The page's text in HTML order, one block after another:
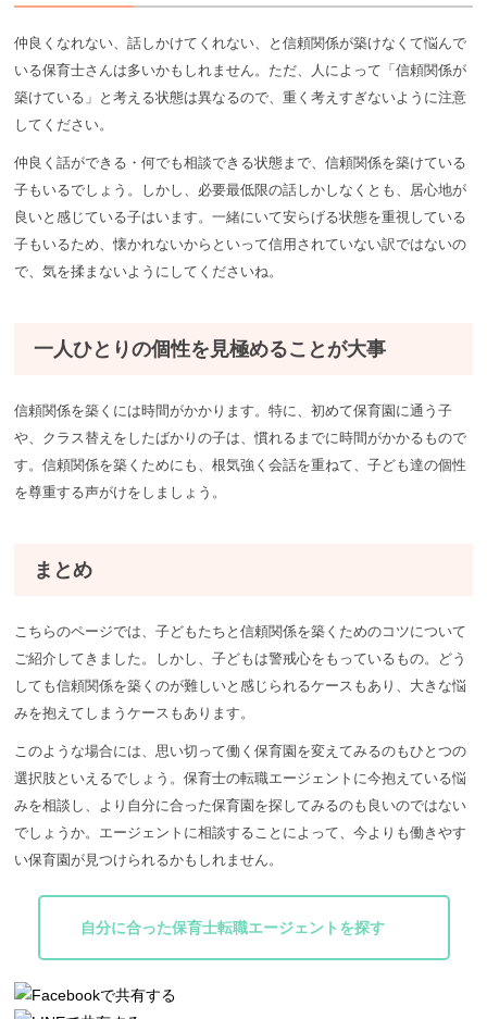
仲良くなれない、話しかけてくれない、と信頼関係が築けなくて悩んで
いる保育士さんは多いかもしれません。ただ、人によって「信頼関係が
築けている」と考える状態は異なるので、重く考えすぎないように注意
してください。
仲良く話ができる・何でも相談できる状態まで、信頼関係を築けている
子もいるでしょう。しかし、必要最低限の話しかしなくとも、居心地が
良いと感じている子はいます。一緒にいて安らげる状態を重視している
子もいるため、懐かれないからといって信用されていない訳ではないの
で、気を揉まないようにしてくださいね。
一人ひとりの個性を見極めることが大事
信頼関係を築くには時間がかかります。特に、初めて保育園に通う子
や、クラス替えをしたばかりの子は、慣れるまでに時間がかかるもので
す。信頼関係を築くためにも、根気強く会話を重ねて、子ども達の個性
を尊重する声がけをしましょう。
まとめ
こちらのページでは、子どもたちと信頼関係を築くためのコツについて
ご紹介してきました。しかし、子どもは警戒心をもっているもの。どう
しても信頼関係を築くのが難しいと感じられるケースもあり、大きな悩
みを抱えてしまうケースもあります。
このような場合には、思い切って働く保育園を変えてみるのもひとつの
選択肢といえるでしょう。保育士の転職エージェントに今抱えている悩
みを相談し、より自分に合った保育園を探してみるのも良いのではない
でしょうか。エージェントに相談することによって、今よりも働きやす
い保育園が見つけられるかもしれません。
自分に合った保育士転職エージェントを探す